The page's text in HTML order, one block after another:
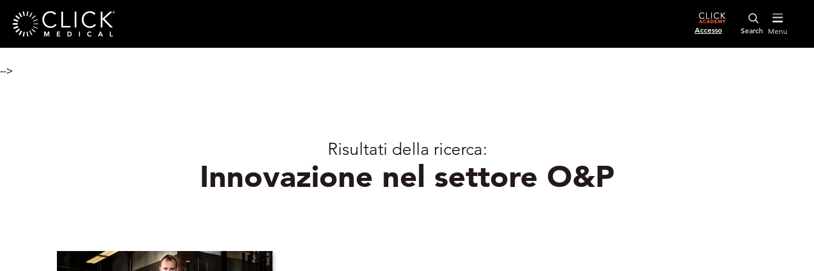
Accesso Menu
-->
Risultati della ricerca:
Innovazione nel settore O&P